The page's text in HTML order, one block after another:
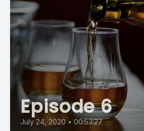
Episode 6
July 24, 2020 • 00:53:27